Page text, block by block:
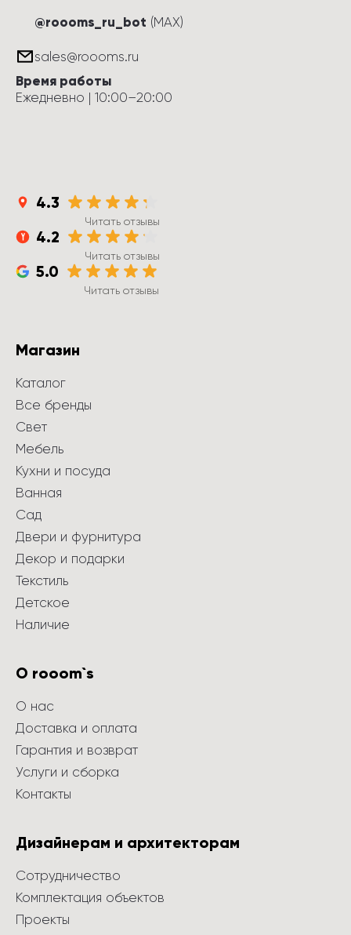
@roooms_ru_bot (MAX)
sales@roooms.ru
Время работы
Ежедневно | 10:00–20:00
4.3
Читать отзывы
4.2
Читать отзывы
5.0
Читать отзывы
Магазин
Каталог
Все бренды
Свет
Мебель
Кухни и посуда
Ванная
Сад
Двери и фурнитура
Декор и подарки
Текстиль
Детское
Наличие
О rooom`s
О нас
Доставка и оплата
Гарантия и возврат
Услуги и сборка
Контакты
Дизайнерам и архитекторам
Сотрудничество
Комплектация объектов
Проекты